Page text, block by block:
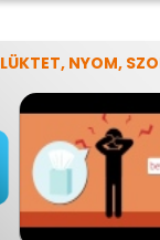
LÜKTET, NYOM,